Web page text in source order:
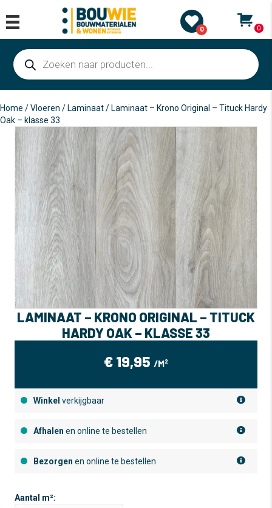
0 0
Producten
zoeken
Home /Vloeren / Laminaat/ Laminaat – Krono Original – Tituck Hardy
Oak – klasse 33
LAMINAAT – KRONO ORIGINAL – TITUCK
HARDY OAK – KLASSE 33
€ 19,95 /M²
Winkel verkijgbaar
Afhalen en online te bestellen
Bezorgen en online te bestellen
Aantal m²: